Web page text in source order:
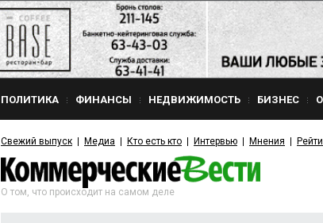
ПОЛИТИКА ФИНАНСЫ НЕДВИЖИМОСТЬ БИЗНЕС
Свежий выпуск Медиа Кто есть кто Интервью Мнения
О том, что происходит на самом деле